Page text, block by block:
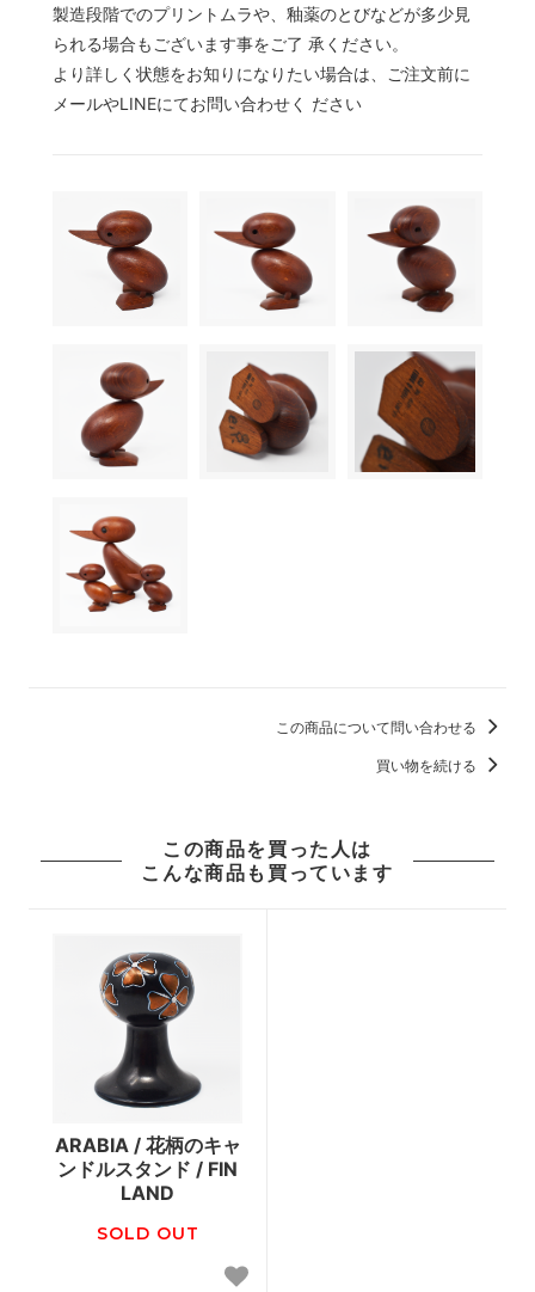
製造段階でのプリントムラや、釉薬のとびなどが多少見
られる場合もございます事をご了 承ください。
より詳しく状態をお知りになりたい場合は、ご注文前に
メールやLINEにてお問い合わせく ださい
この商品について問い合わせる
買い物を続ける
この商品を買った人は
こんな商品も買っています
ARABIA / 花柄のキャ
ンドルスタンド / FIN
LAND
SOLD OUT